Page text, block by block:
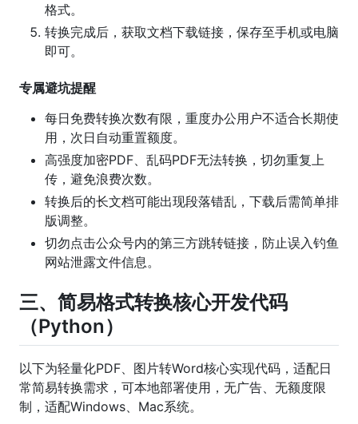
格式。
转换完成后，获取文档下载链接，保存至手机或电脑
即可。
专属避坑提醒
每日免费转换次数有限，重度办公用户不适合长期使
用，次日自动重置额度。
高强度加密PDF、乱码PDF无法转换，切勿重复上
传，避免浪费次数。
转换后的长文档可能出现段落错乱，下载后需简单排
版调整。
切勿点击公众号内的第三方跳转链接，防止误入钓鱼
网站泄露文件信息。
三、简易格式转换核心开发代码
（Python）
以下为轻量化PDF、图片转Word核心实现代码，适配日
常简易转换需求，可本地部署使用，无广告、无额度限
制，适配Windows、Mac系统。